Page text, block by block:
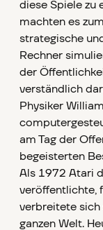
diese Spiele zu
machten es
strategische
Rechner
der
verständlich
Physiker
am Tag der
begeisterten
Als 1972 Atari
veröffentlichte,
verbreitete sich
ganzen Welt.